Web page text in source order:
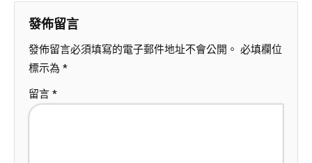
發佈留言
發佈留言必須填寫的電子郵件地址不會公開。 必填欄位
標示為 *
留言 *